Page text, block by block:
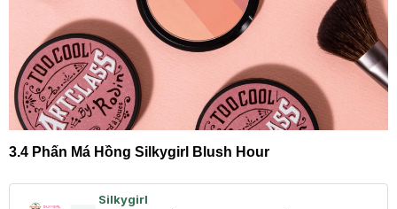
3.4 Phấn Má Hồng Silkygirl Blush Hour
Silkygirl